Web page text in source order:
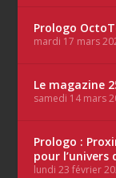
Prologo
mardi 17 mars
Le magazine
samedi 14 mars
Prologo :
pour l’univers
lundi 23 février